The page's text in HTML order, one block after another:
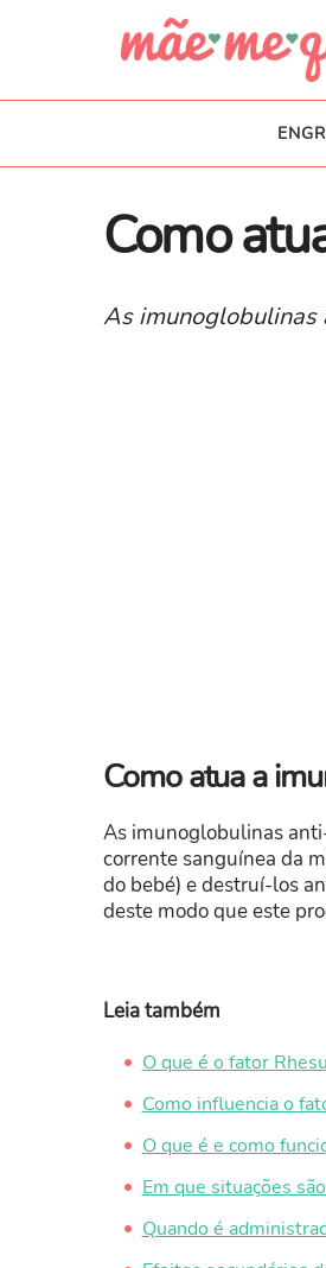
Como
As imunoglobulinas
Como atua a
As imunoglobulinas
corrente sanguínea da
do bebé) e destruí-los
deste modo que este
Leia também
O que é o fator
Como influencia o
O que é e como
Em que situações
Quando é